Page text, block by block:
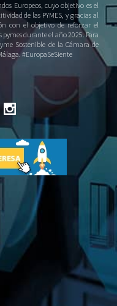
Europeos, cuyo objetivo es el
de las PYMES, y gracias al
con el objetivo de reforzar el
durante el año 2025. Para
Sostenible de la Cámara de
#EuropaSeSiente